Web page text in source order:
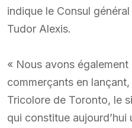
indique le Consul
Tudor Alexis.
« Nous avons
commerçants en
Tricolore de Toronto, le
qui constitue